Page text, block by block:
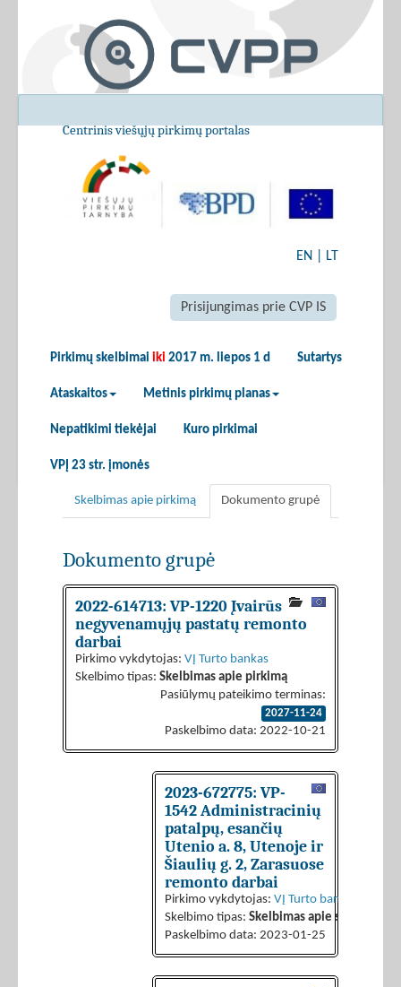
Centrinis viešųjų pirkimų portalas
EN LT
Prisijungimas prie CVP IS
Pirkimų skelbimai iki 2017 m. liepos 1 d Sutartys
Ataskaitos Metinis pirkimų planas
Nepatikimi tiekėjai Kuro pirkimai
VPĮ 23 str. įmonės
Skelbimas apie pirkimą Dokumento grupė
Dokumento grupė
2022-614713: VP-1220 Įvairūs
negyvenamųjų pastatų remonto
darbai
Pirkimo vykdytojas: VĮ Turto bankas
Skelbimo tipas: Skelbimas apie pirkimą
Pasiūlymų pateikimo terminas:
2027-11-24
Paskelbimo data: 2022-10-21
2023-672775: VP-
1542 Administracinių
patalpų, esančių
Utenio a. 8, Utenoje ir
Šiaulių g. 2, Zarasuose
remonto darbai
Pirkimo vykdytojas: VĮ Turto bankas
Skelbimo tipas: Skelbimas apie sutarties
Paskelbimo data: 2023-01-25